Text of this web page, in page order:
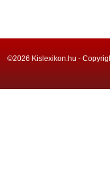
©2026 Kislexikon.hu -